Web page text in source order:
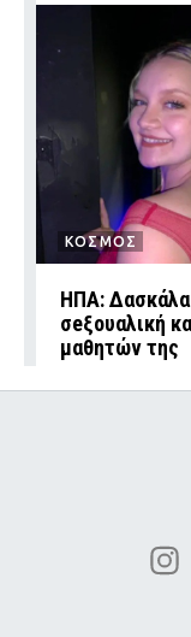
ΚΟΣΜΟΣ
ΗΠΑ: Δασκάλα
σeξουαλική
μαθητών της